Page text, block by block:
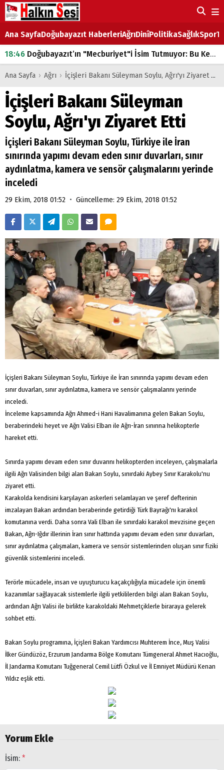
Ana SayfaDoğubayazıt HaberleriAğrıDinîPolitikaSağlıkSpor
18:46 Doğubayazıt’ın "Mecburiyet"i İsim Tutmuyor: Bu Kez de Mem u Zîn Oldu!
07:53Doğubayazıt’ta Ekmek Fiyatlarına Zam
07:16
Doğubayazıt'ta çocukların sırtındaki ağır yük
07:00DEVLET ve HÜKÜMET
18:29ÇARŞI CADDESİ YAZ BOZ TAHTASI
Ana Sayfa › Ağrı › İçişleri Bakanı Süleyman Soylu, Ağrı'yı Ziyaret Etti
İçişleri Bakanı Süleyman
Soylu, Ağrı'yı Ziyaret Etti
İçişleri Bakanı Süleyman Soylu, Türkiye ile İran
sınırında yapımı devam eden sınır duvarları, sınır
aydınlatma, kamera ve sensör çalışmalarını yerinde
inceledi
29 Ekim, 2018 01:52 • Güncelleme: 29 Ekim, 2018 01:52
İçişleri Bakanı Süleyman Soylu, Türkiye ile İran sınırında yapımı devam eden
sınır duvarları, sınır aydınlatma, kamera ve sensör çalışmalarını yerinde
inceledi.
İnceleme kapsamında Ağrı Ahmed-i Hani Havalimanına gelen Bakan Soylu,
beraberindeki heyet ve Ağrı Valisi Elban ile Ağrı-İran sınırına helikopterle
hareket etti.
Sınırda yapımı devam eden sınır duvarını helikopterden inceleyen, çalışmalarla
ilgili Ağrı Valisinden bilgi alan Bakan Soylu, sınırdaki Aybey Sınır Karakolu'nu
ziyaret etti.
Karakolda kendisini karşılayan askerleri selamlayan ve şeref defterinin
imzalayan Bakan ardından beraberinde getirdiği Türk Bayrağı'nı karakol
komutanına verdi. Daha sonra Vali Elban ile sınırdaki karakol mevzisine geçen
Bakan, Ağrı-Iğdır illerinin İran sınır hattında yapımı devam eden sınır duvarları,
sınır aydınlatma çalışmaları, kamera ve sensör sistemlerinden oluşan sınır fiziki
güvenlik sistemlerini inceledi.
Terörle mücadele, insan ve uyuşturucu kaçakçılığıyla mücadele için önemli
kazanımlar sağlayacak sistemlerle ilgili yetkililerden bilgi alan Bakan Soylu,
ardından Ağrı Valisi ile birlikte karakoldaki Mehmetçiklerle biraraya gelerek
sohbet etti.
Bakan Soylu programına, İçişleri Bakan Yardımcısı Muhterem İnce, Muş Valisi
İlker Gündüzöz, Erzurum Jandarma Bölge Komutanı Tümgeneral Ahmet Hacıoğlu,
İl Jandarma Komutanı Tuğgeneral Cemil Lütfi Özkul ve İl Emniyet Müdürü Kenan
Yıldız eşlik etti.
Yorum Ekle
İsim: *